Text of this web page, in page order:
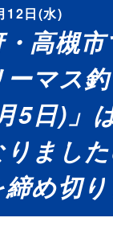
12日(水)
高槻
ーマス
5日)」
りまし
め切